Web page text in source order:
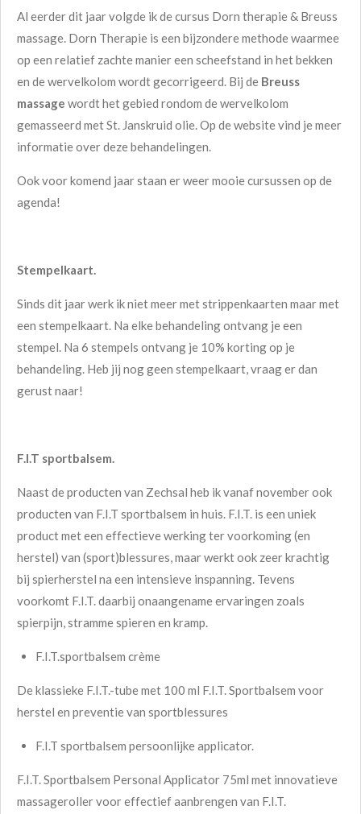
Al eerder dit jaar volgde ik de cursus Dorn therapie & Breuss
massage. Dorn Therapie is een bijzondere methode waarmee
op een relatief zachte manier een scheefstand in het bekken
en de wervelkolom wordt gecorrigeerd. Bij de Breuss
massage wordt het gebied rondom de wervelkolom
gemasseerd met St. Janskruid olie. Op de website vind je meer
informatie over deze behandelingen.
Ook voor komend jaar staan er weer mooie cursussen op de
agenda!
Stempelkaart.
Sinds dit jaar werk ik niet meer met strippenkaarten maar met
een stempelkaart. Na elke behandeling ontvang je een
stempel. Na 6 stempels ontvang je 10% korting op je
behandeling. Heb jij nog geen stempelkaart, vraag er dan
gerust naar!
F.I.T sportbalsem.
Naast de producten van Zechsal heb ik vanaf november ook
producten van F.I.T sportbalsem in huis. F.I.T. is een uniek
product met een effectieve werking ter voorkoming (en
herstel) van (sport)blessures, maar werkt ook zeer krachtig
bij spierherstel na een intensieve inspanning. Tevens
voorkomt F.I.T. daarbij onaangename ervaringen zoals
spierpijn, stramme spieren en kramp.
F.I.T.sportbalsem crème
De klassieke F.I.T.-tube met 100 ml F.I.T. Sportbalsem voor
herstel en preventie van sportblessures
F.I.T sportbalsem persoonlijke applicator.
F.I.T. Sportbalsem Personal Applicator 75ml met innovatieve
massageroller voor effectief aanbrengen van F.I.T.